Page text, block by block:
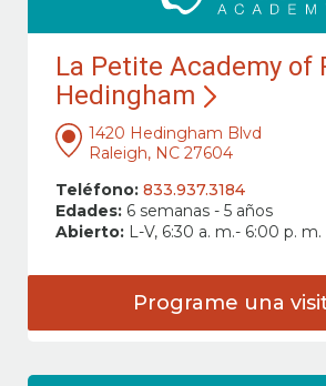
La Petite Academy of
Hedingham
1420 Hedingham Blvd
Raleigh, NC 27604
Teléfono: 833.937.3184
Edades: 6 semanas - 5 años
Abierto: L-V, 6:30 a. m.- 6:00 p. m.
Programe una